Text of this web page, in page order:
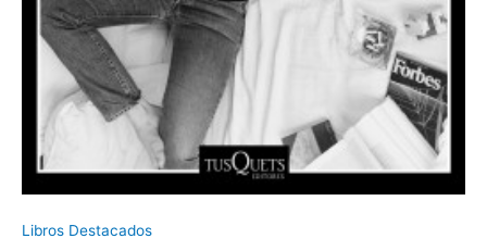
Libros Destacados